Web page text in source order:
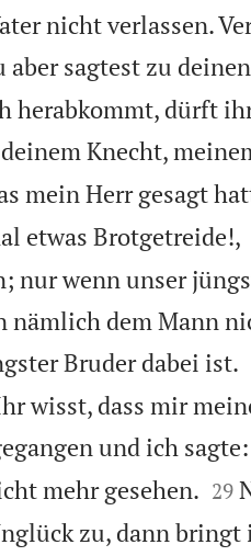
nicht verlassen.
aber sagtest zu
herabkommt, dürft
Knecht,
mein Herr gesagt
etwas Brotgetreide!,
nur wenn unser
nämlich dem Mann
Bruder dabei ist.
wisst, dass mir
und ich
mehr gesehen.
29
zu, dann